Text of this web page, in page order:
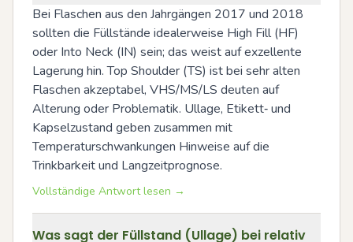
Bei Flaschen aus den Jahrgängen 2017 und 2018
sollten die Füllstände idealerweise High Fill (HF)
oder Into Neck (IN) sein; das weist auf exzellente
Lagerung hin. Top Shoulder (TS) ist bei sehr alten
Flaschen akzeptabel, VHS/MS/LS deuten auf
Alterung oder Problematik. Ullage, Etikett‑ und
Kapselzustand geben zusammen mit
Temperaturschwankungen Hinweise auf die
Trinkbarkeit und Langzeitprognose.
Vollständige Antwort lesen →
Was sagt der Füllstand (Ullage) bei relativ